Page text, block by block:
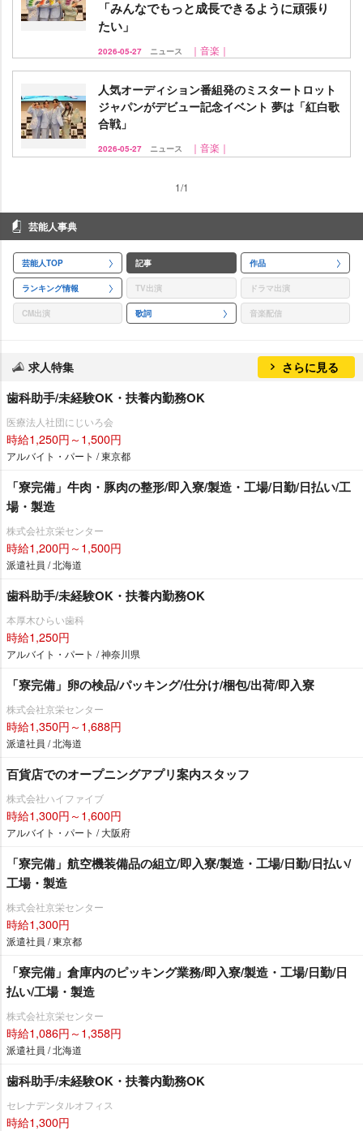
「みんなでもっと成長できるように頑張り
たい」
2026-05-27 ニュース ｜音楽｜
人気オーディション番組発のミスタートロット
ジャパンがデビュー記念イベント 夢は「紅白歌
合戦」
2026-05-27 ニュース ｜音楽｜
1/1
芸能人事典
芸能人TOP 記事 作品
ランキング情報 TV出演 ドラマ出演
CM出演 歌詞 音楽配信
求人特集 さらに見る
歯科助手/未経験OK・扶養内勤務OK
医療法人社団にじいろ会
時給1,250円～1,500円
アルバイト・パート / 東京都
「寮完備」牛肉・豚肉の整形/即入寮/製造・工場/日勤/日払い/工
場・製造
株式会社京栄センター
時給1,200円～1,500円
派遣社員 / 北海道
歯科助手/未経験OK・扶養内勤務OK
本厚木ひらい歯科
時給1,250円
アルバイト・パート / 神奈川県
「寮完備」卵の検品/パッキング/仕分け/梱包/出荷/即入寮
株式会社京栄センター
時給1,350円～1,688円
派遣社員 / 北海道
百貨店でのオープニングアプリ案内スタッフ
株式会社ハイファイブ
時給1,300円～1,600円
アルバイト・パート / 大阪府
「寮完備」航空機装備品の組立/即入寮/製造・工場/日勤/日払い/
工場・製造
株式会社京栄センター
時給1,300円
派遣社員 / 東京都
「寮完備」倉庫内のピッキング業務/即入寮/製造・工場/日勤/日
払い/工場・製造
株式会社京栄センター
時給1,086円～1,358円
派遣社員 / 北海道
歯科助手/未経験OK・扶養内勤務OK
セレナデンタルオフィス
時給1,300円